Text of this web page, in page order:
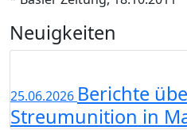
Neuigkeiten
25.06.2026 Berichte
Streumunition in